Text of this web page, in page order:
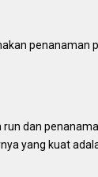
penanaman
run dan
yang kuat